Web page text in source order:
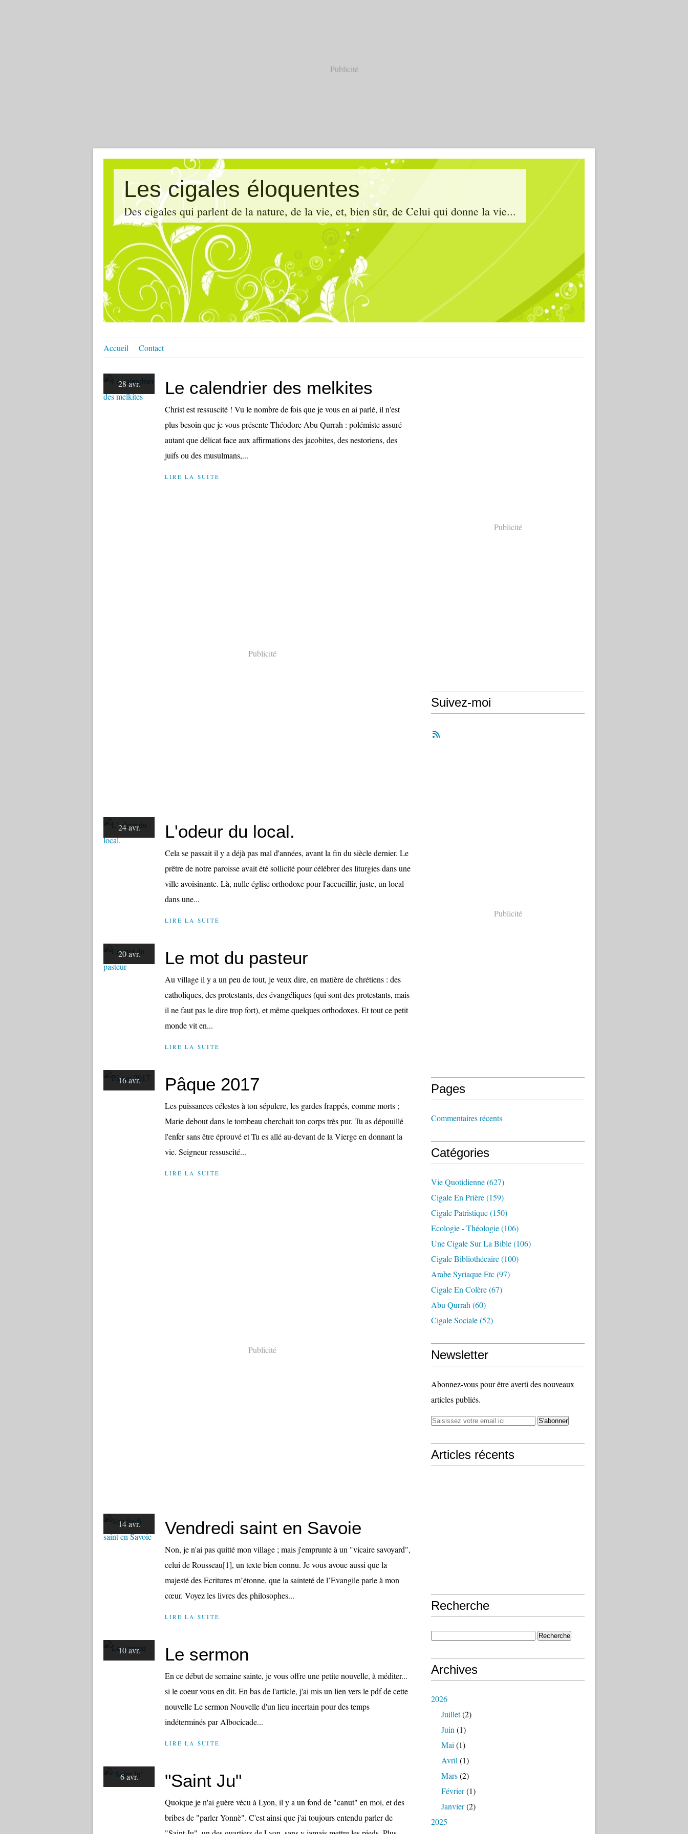
Publicité
Les cigales éloquentes
Des cigales qui parlent de la nature, de la vie, et, bien sûr, de Celui qui donne la vie...
Accueil Contact
28 avr. Le calendrier des melkites
Christ est ressuscité ! Vu le nombre de fois que je vous en ai parlé, il n'est
plus besoin que je vous présente Théodore Abu Qurrah : polémiste assuré
autant que délicat face aux affirmations des jacobites, des nestoriens, des
juifs ou des musulmans,...
LIRE LA SUITE
Publicité
24 avr. L'odeur du local.
Cela se passait il y a déjà pas mal d'années, avant la fin du siècle dernier. Le
prêtre de notre paroisse avait été sollicité pour célébrer des liturgies dans une
ville avoisinante. Là, nulle église orthodoxe pour l'accueillir, juste, un local
dans une...
LIRE LA SUITE
20 avr. Le mot du pasteur
Au village il y a un peu de tout, je veux dire, en matière de chrétiens : des
catholiques, des protestants, des évangéliques (qui sont des protestants, mais
il ne faut pas le dire trop fort), et même quelques orthodoxes. Et tout ce petit
monde vit en...
LIRE LA SUITE
16 avr. Pâque 2017
Les puissances célestes à ton sépulcre, les gardes frappés, comme morts ;
Marie debout dans le tombeau cherchait ton corps très pur. Tu as dépouillé
l'enfer sans être éprouvé et Tu es allé au-devant de la Vierge en donnant la
vie. Seigneur ressuscité...
LIRE LA SUITE
Publicité
14 avr. Vendredi saint en Savoie
Non, je n'ai pas quitté mon village ; mais j'emprunte à un "vicaire savoyard",
celui de Rousseau[1], un texte bien connu. Je vous avoue aussi que la
majesté des Ecritures m’étonne, que la sainteté de l’Evangile parle à mon
cœur. Voyez les livres des philosophes...
LIRE LA SUITE
10 avr. Le sermon
En ce début de semaine sainte, je vous offre une petite nouvelle, à méditer...
si le coeur vous en dit. En bas de l'article, j'ai mis un lien vers le pdf de cette
nouvelle Le sermon Nouvelle d'un lieu incertain pour des temps
indéterminés par Albocicade...
LIRE LA SUITE
6 avr. "Saint Ju"
Quoique je n'ai guère vécu à Lyon, il y a un fond de "canut" en moi, et des
bribes de "parler Yonnè". C'est ainsi que j'ai toujours entendu parler de
Publicité
Suivez-moi
Publicité
Pages
Commentaires récents
Catégories
Vie Quotidienne(627)
Cigale En Prière(159)
Cigale Patristique(150)
Ecologie - Théologie(106)
Une Cigale Sur La Bible(106)
Cigale Bibliothécaire(100)
Arabe Syriaque Etc(97)
Cigale En Colère(67)
Abu Qurrah (60)
Cigale Sociale(52)
Newsletter
Abonnez-vous pour être averti des nouveaux
articles publiés.
Articles récents
Recherche
Archives
2026
Juillet(2)
Juin (1)
Mai (1)
Avril (1)
Mars(2)
Février(1)
Janvier(2)
2025